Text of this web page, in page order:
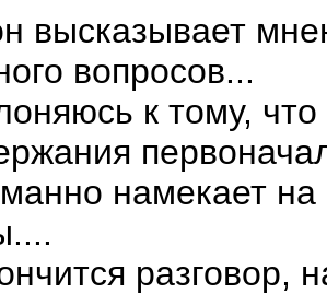
высказывает
вопросов...
к тому,
намекает
разговор,